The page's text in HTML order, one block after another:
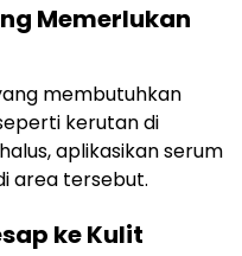
Memerlukan
membutuhkan
kerutan di
aplikasikan serum
area tersebut.
ke Kulit